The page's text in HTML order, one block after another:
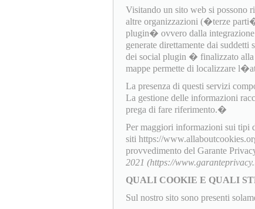
Visitando un sito web si possono
altre organizzazioni (�terze
plugin� ovvero dalla integrazione
generate direttamente dai
dei social plugin � finalizzato alla
mappe permette di localizzare
La presenza di questi servizi
La gestione delle informazioni
prega di fare riferimento.�
Per maggiori informazioni sui tipi
siti https://
provvedimento del Garante
2021 (https://
QUALI COOKIE E QUALI
Sul nostro sito sono presenti